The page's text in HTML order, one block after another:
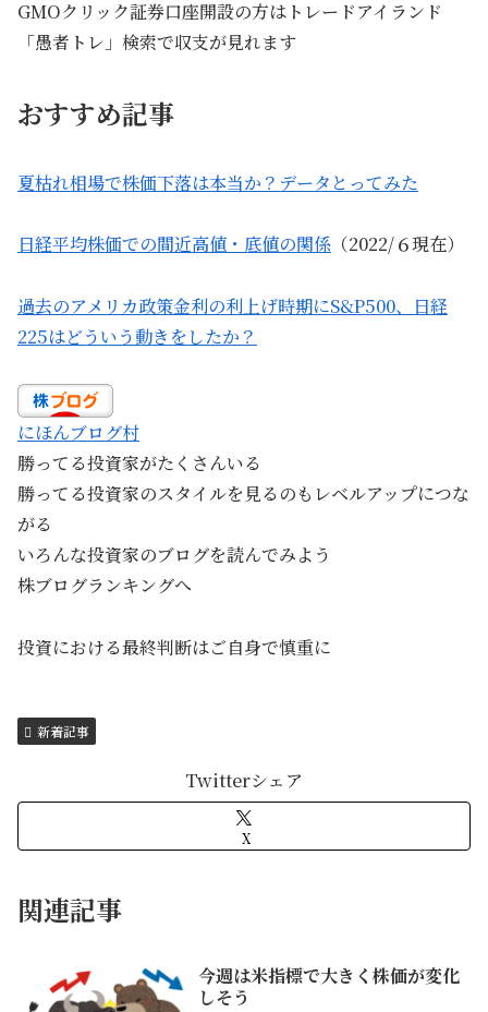
GMOクリック証券口座開設の方はトレードアイランド
「愚者トレ」検索で収支が見れます
おすすめ記事
夏枯れ相場で株価下落は本当か？データとってみた
日経平均株価での間近高値・底値の関係 （2022/６現在）
過去のアメリカ政策金利の利上げ時期にS&P500、日経
225はどういう動きをしたか？
にほんブログ村
勝ってる投資家がたくさんいる
勝ってる投資家のスタイルを見るのもレベルアップにつな
がる
いろんな投資家のブログを読んでみよう
株ブログランキングへ
投資における最終判断はご自身で慎重に
新着記事
Twitterシェア
X
関連記事
今週は米指標で大きく株価が変化
しそう